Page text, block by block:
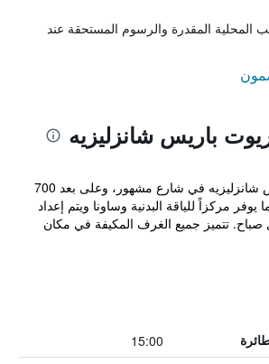
المحلية المقدرة والرسوم المستحقة عند
باريس شانزليزيه
يقع فندق ماريوت باريس شانزليزيه في شارع مشهور، وعلى بعد 700
مركزاً للياقة البدنية وساونا ويتم إعداد
صباح. تتميز جميع الغرف المكيفة في مكان
15:00